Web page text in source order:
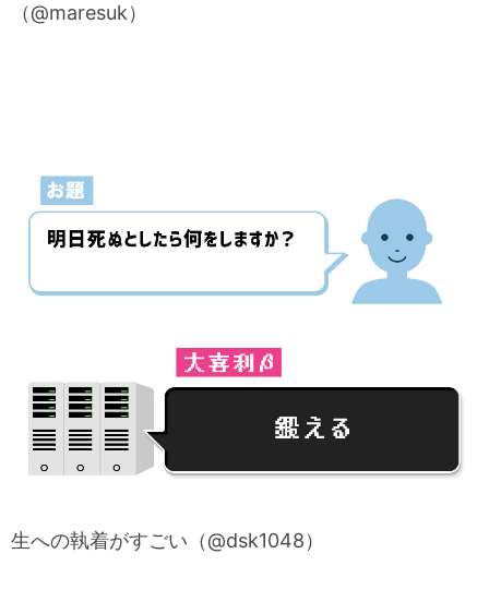
（@maresuk）
生への執着がすごい（@dsk1048）